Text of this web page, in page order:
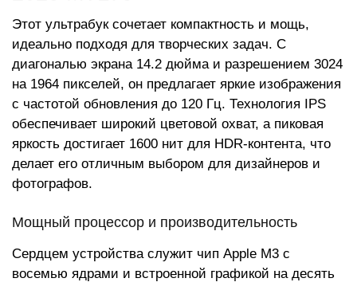
Этот ультрабук сочетает компактность и мощь,
идеально подходя для творческих задач. С
диагональю экрана 14.2 дюйма и разрешением 3024
на 1964 пикселей, он предлагает яркие изображения
с частотой обновления до 120 Гц. Технология IPS
обеспечивает широкий цветовой охват, а пиковая
яркость достигает 1600 нит для HDR-контента, что
делает его отличным выбором для дизайнеров и
фотографов.
Мощный процессор и производительность
Сердцем устройства служит чип Apple M3 с
восемью ядрами и встроенной графикой на десять